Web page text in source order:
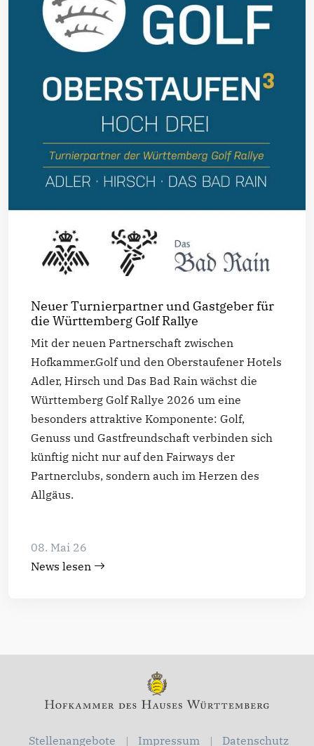
Neuer Turnierpartner und Gastgeber für
die Württemberg Golf Rallye
Mit der neuen Partnerschaft zwischen
Hofkammer.Golf und den Oberstaufener Hotels
Adler, Hirsch und Das Bad Rain wächst die
Württemberg Golf Rallye 2026 um eine
besonders attraktive Komponente: Golf,
Genuss und Gastfreundschaft verbinden sich
künftig nicht nur auf den Fairways der
Partnerclubs, sondern auch im Herzen des
Allgäus.
08. Mai 26
News lesen
Stellenangebote Impressum Datenschutz